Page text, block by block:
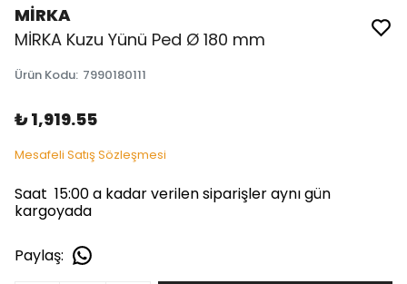
MİRKA
MİRKA Kuzu Yünü Ped Ø 180 mm
Ürün Kodu: 7990180111
₺ 1,919.55
Mesafeli Satış Sözleşmesi
Saat 15:00 a kadar verilen siparişler aynı gün
kargoyada
Paylaş: